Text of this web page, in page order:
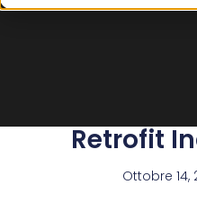
Retrofit
Ottobre 14,